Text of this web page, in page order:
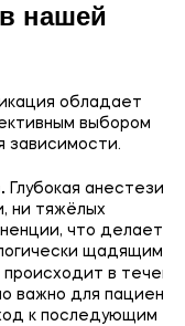
нашей
обладает
выбором
зависимости.
Глубокая анестезия
ни тяжёлых
что делает
щадящим.
в
важно для
к последующим